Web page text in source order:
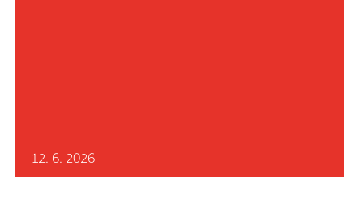
12. 6. 2026